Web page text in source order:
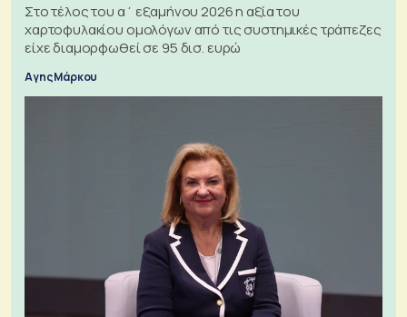
Στο τέλος του α΄ εξαμήνου 2026 η αξία του
χαρτοφυλακίου ομολόγων από τις συστημικές τράπεζες
είχε διαμορφωθεί σε 95 δισ. ευρώ
Αγης Μάρκου